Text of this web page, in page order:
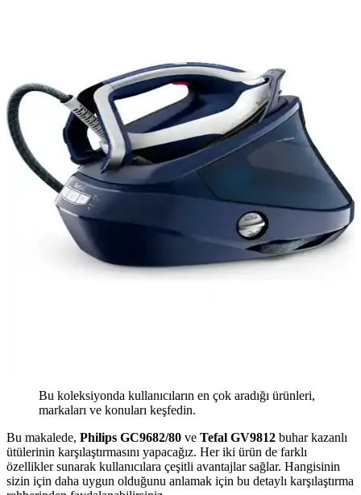
Bu koleksiyonda kullanıcıların en çok aradığı ürünleri,
markaları ve konuları keşfedin.
Bu makalede, Philips GC9682/80 ve Tefal GV9812 buhar kazanlı
ütülerinin karşılaştırmasını yapacağız. Her iki ürün de farklı
özellikler sunarak kullanıcılara çeşitli avantajlar sağlar. Hangisinin
sizin için daha uygun olduğunu anlamak için bu detaylı karşılaştırma